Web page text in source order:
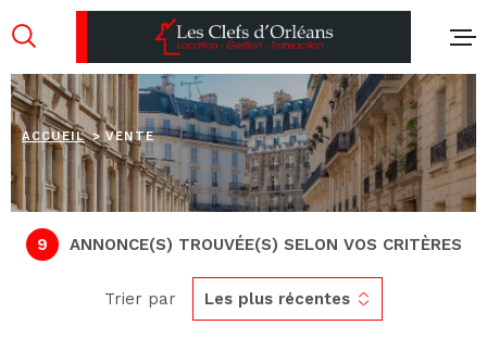
recherche
au
principal
au
ACCUEIL
ACHETER
GERER
ACCUEIL VENTE
9 ANNONCE(S) TROUVÉE(S) SELON VOS CRITÈRES
Trier par Les plus récentes